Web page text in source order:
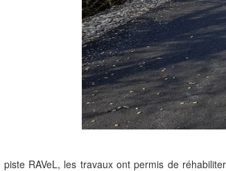
piste RAVeL, les travaux ont permis de